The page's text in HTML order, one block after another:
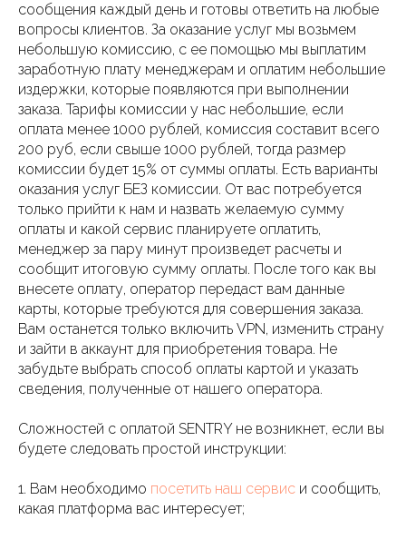
сообщения каждый день и готовы ответить на любые
вопросы клиентов. За оказание услуг мы возьмем
небольшую комиссию, с ее помощью мы выплатим
заработную плату менеджерам и оплатим небольшие
издержки, которые появляются при выполнении
заказа. Тарифы комиссии у нас небольшие, если
оплата менее 1000 рублей, комиссия составит всего
200 руб, если свыше 1000 рублей, тогда размер
комиссии будет 15% от суммы оплаты. Есть варианты
оказания услуг БЕЗ комиссии. От вас потребуется
только прийти к нам и назвать желаемую сумму
оплаты и какой сервис планируете оплатить,
менеджер за пару минут произведет расчеты и
сообщит итоговую сумму оплаты. После того как вы
внесете оплату, оператор передаст вам данные
карты, которые требуются для совершения заказа.
Вам останется только включить VPN, изменить страну
и зайти в аккаунт для приобретения товара. Не
забудьте выбрать способ оплаты картой и указать
сведения, полученные от нашего оператора.
Сложностей с оплатой SENTRY не возникнет, если вы
будете следовать простой инструкции:
1. Вам необходимо посетить наш сервис и сообщить,
какая платформа вас интересует;